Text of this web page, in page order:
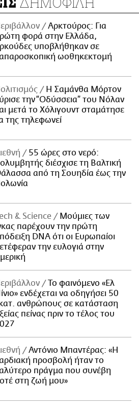
Αρκτούρος: Για
φορά στην Ελλάδα,
υποβλήθηκαν σε
ωοθηκεκτομή
Η Σαμάνθα Μόρτον
την “Οδύσσεια” του Νόλαν
μετά το Χόλιγουντ σταμάτησε
της τηλεφωνεί
55 ώρες στο νερό:
διέσχισε τη Βαλτική
από τη Σουηδία έως την
& Science
Μούμιες των
παρέχουν την πρώτη
DNA ότι οι Ευρωπαίοι
την ευλογιά στην
Το φαινόμενο «Ελ
ενδέχεται να οδηγήσει 50
ανθρώπους σε κατάσταση
πείνας πριν το τέλος του
Αντόνιο Μπαντέρας: «Η
προσβολή ήταν το
πράγμα που συνέβη
στη ζωή μου»